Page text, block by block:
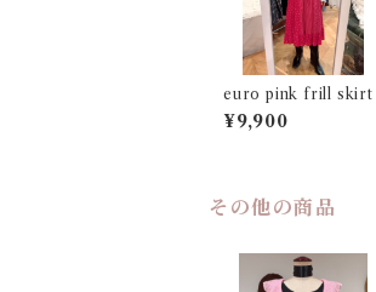
euro pink frill skirt
¥9,900
その他の商品